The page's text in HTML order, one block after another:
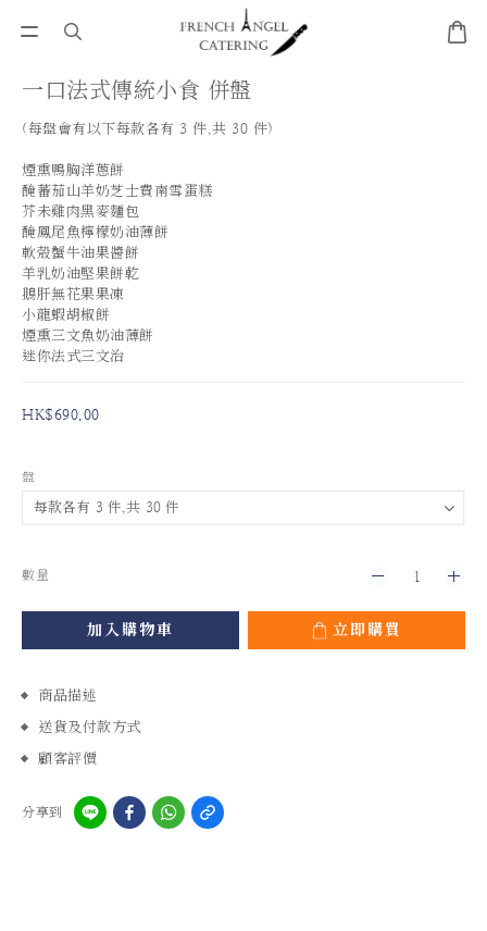
一口法式傳統小食 併盤
(每盤會有以下每款各有 3 件,共 30 件)
煙熏鴨胸洋蔥餅
醃蕃茄山羊奶芝士費南雪蛋糕
芥未雞肉黑麥麵包
醃鳳尾魚檸檬奶油薄餅
軟殼蟹牛油果醬餅
羊乳奶油堅果餅乾
鵝肝無花果果凍
小龍蝦胡椒餅
煙熏三文魚奶油薄餅
迷你法式三文治
HK$690.00
盤
數量
加入購物車 立即購買
商品描述
送貨及付款方式
顧客評價
分享到